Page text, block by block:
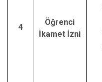
4
Öğrenci
İkamet İzni